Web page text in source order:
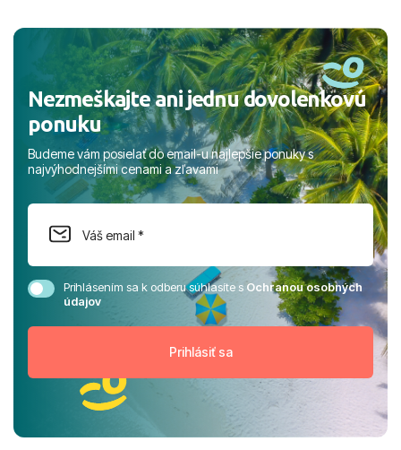
Nezmeškajte ani jednu dovolenkovú
ponuku
Budeme vám posielať do email-u najlepšie ponuky s
najvýhodnejšími cenami a zľavami
Prihlásením sa k odberu súhlasíte sOchranou osobných
údajov